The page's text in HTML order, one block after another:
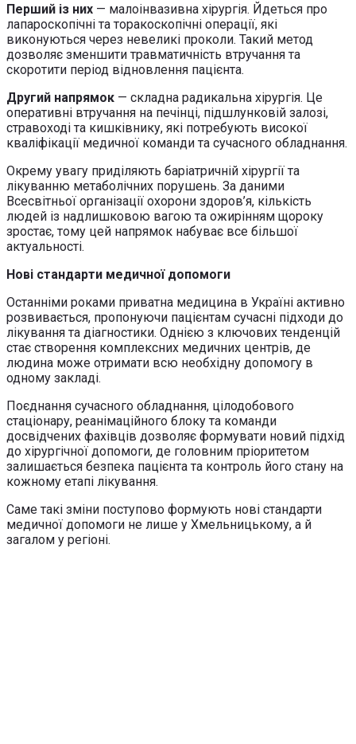
Перший із них — малоінвазивна хірургія. Йдеться про
лапароскопічні та торакоскопічні операції, які
виконуються через невеликі проколи. Такий метод
дозволяє зменшити травматичність втручання та
скоротити період відновлення пацієнта.
Другий напрямок — складна радикальна хірургія. Це
оперативні втручання на печінці, підшлунковій залозі,
стравоході та кишківнику, які потребують високої
кваліфікації медичної команди та сучасного обладнання.
Окрему увагу приділяють баріатричній хірургії та
лікуванню метаболічних порушень. За даними
Всесвітньої організації охорони здоров’я, кількість
людей із надлишковою вагою та ожирінням щороку
зростає, тому цей напрямок набуває все більшої
актуальності.
Нові стандарти медичної допомоги
Останніми роками приватна медицина в Україні активно
розвивається, пропонуючи пацієнтам сучасні підходи до
лікування та діагностики. Однією з ключових тенденцій
стає створення комплексних медичних центрів, де
людина може отримати всю необхідну допомогу в
одному закладі.
Поєднання сучасного обладнання, цілодобового
стаціонару, реанімаційного блоку та команди
досвідчених фахівців дозволяє формувати новий підхід
до хірургічної допомоги, де головним пріоритетом
залишається безпека пацієнта та контроль його стану на
кожному етапі лікування.
Саме такі зміни поступово формують нові стандарти
медичної допомоги не лише у Хмельницькому, а й
загалом у регіоні.